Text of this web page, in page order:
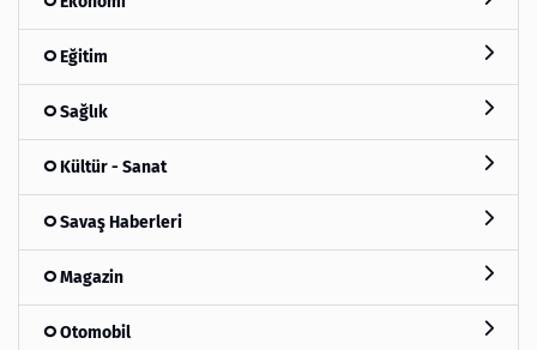
Eğitim
Sağlık
Kültür - Sanat
Savaş Haberleri
Magazin
Otomobil